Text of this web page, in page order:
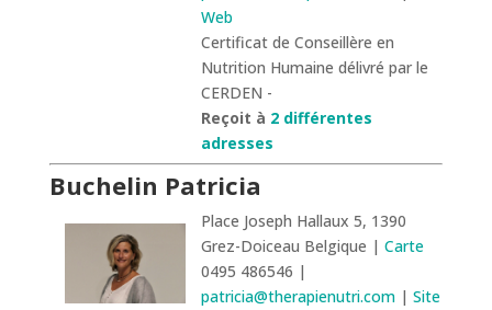
Web
Certificat de Conseillère en
Nutrition Humaine délivré par le
CERDEN -
Reçoit à 2 différentes
adresses
Buchelin Patricia
Place Joseph Hallaux 5, 1390
Grez-Doiceau Belgique | Carte
0495 486546 |
patricia@therapienutri.com| Site